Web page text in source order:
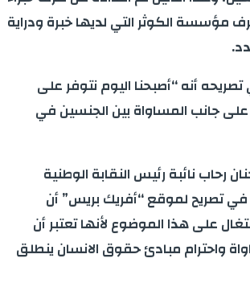
الكوثر التي لديها خبرة ودراية
أنه “أصبحنا اليوم نتوفر على
جانب المساواة بين الجنسين في
رحاب نائبة رئيس النقابة الوطنية
في تصريح لموقع “أفريك بريس” أن
على هذا الموضوع لأنها تعتبر أن
واحترام مبادئ حقوق الانسان ينطلق